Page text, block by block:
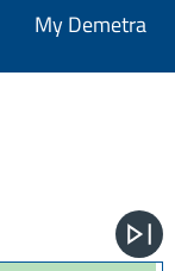
My Demetra